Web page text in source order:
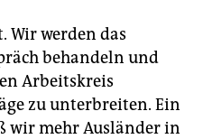
Wir werden das
behandeln und
Arbeitskreis
zu unterbreiten. Ein
wir mehr Ausländer in